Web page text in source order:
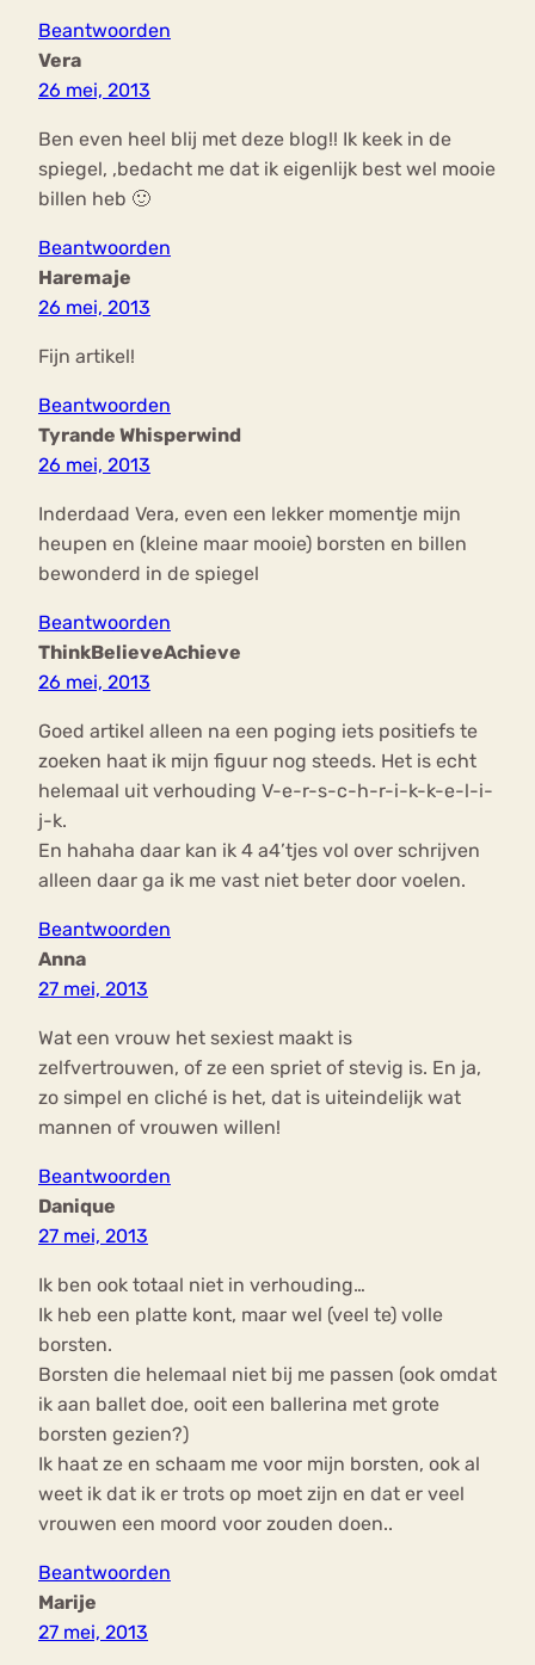
Beantwoorden
Vera
26 mei, 2013
Ben even heel blij met deze blog!! Ik keek in de
spiegel, ,bedacht me dat ik eigenlijk best wel mooie
billen heb 🙂
Beantwoorden
Haremaje
26 mei, 2013
Fijn artikel!
Beantwoorden
Tyrande Whisperwind
26 mei, 2013
Inderdaad Vera, even een lekker momentje mijn
heupen en (kleine maar mooie) borsten en billen
bewonderd in de spiegel
Beantwoorden
ThinkBelieveAchieve
26 mei, 2013
Goed artikel alleen na een poging iets positiefs te
zoeken haat ik mijn figuur nog steeds. Het is echt
helemaal uit verhouding V-e-r-s-c-h-r-i-k-k-e-l-i-
j-k.
En hahaha daar kan ik 4 a4’tjes vol over schrijven
alleen daar ga ik me vast niet beter door voelen.
Beantwoorden
Anna
27 mei, 2013
Wat een vrouw het sexiest maakt is
zelfvertrouwen, of ze een spriet of stevig is. En ja,
zo simpel en cliché is het, dat is uiteindelijk wat
mannen of vrouwen willen!
Beantwoorden
Danique
27 mei, 2013
Ik ben ook totaal niet in verhouding…
Ik heb een platte kont, maar wel (veel te) volle
borsten.
Borsten die helemaal niet bij me passen (ook omdat
ik aan ballet doe, ooit een ballerina met grote
borsten gezien?)
Ik haat ze en schaam me voor mijn borsten, ook al
weet ik dat ik er trots op moet zijn en dat er veel
vrouwen een moord voor zouden doen..
Beantwoorden
Marije
27 mei, 2013